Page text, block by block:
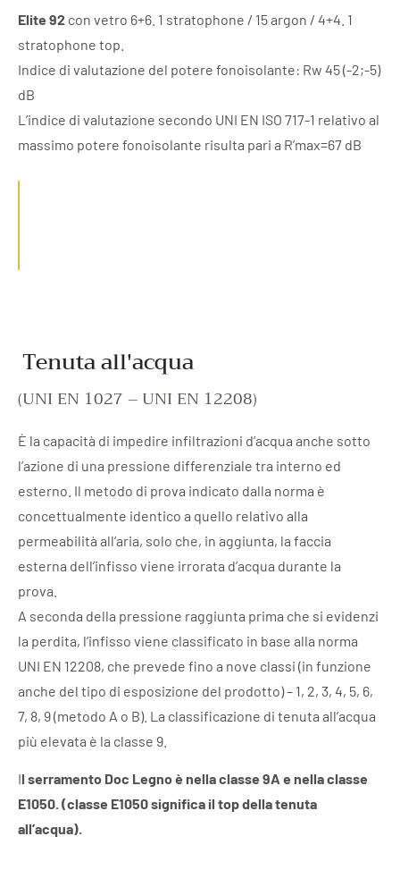
Elite 92 con vetro 6+6. 1 stratophone / 15 argon / 4+4. 1
stratophone top.
Indice di valutazione del potere fonoisolante: Rw 45 (-2;-5)
dB
L’indice di valutazione secondo UNI EN ISO 717-1 relativo al
massimo potere fonoisolante risulta pari a R’max=67 dB
Tenuta all'acqua
(UNI EN 1027 – UNI EN 12208)
È la capacità di impedire infiltrazioni d’acqua anche sotto
l’azione di una pressione differenziale tra interno ed
esterno. Il metodo di prova indicato dalla norma è
concettualmente identico a quello relativo alla
permeabilità all’aria, solo che, in aggiunta, la faccia
esterna dell’infisso viene irrorata d’acqua durante la
prova.
A seconda della pressione raggiunta prima che si evidenzi
la perdita, l’infisso viene classificato in base alla norma
UNI EN 12208, che prevede fino a nove classi (in funzione
anche del tipo di esposizione del prodotto) – 1, 2, 3, 4, 5, 6,
7, 8, 9 (metodo A o B). La classificazione di tenuta all’acqua
più elevata è la classe 9.
Il serramento Doc Legno è nella classe 9A e nella classe
E1050. (classe E1050 significa il top della tenuta
all’acqua).